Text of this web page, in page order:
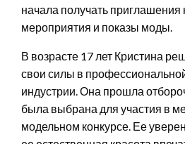
начала получать
мероприятия и показы моды.
В возрасте 17 лет Кристина
свои силы в
индустрии. Она прошла
была выбрана для участия в
модельном конкурсе. Ее